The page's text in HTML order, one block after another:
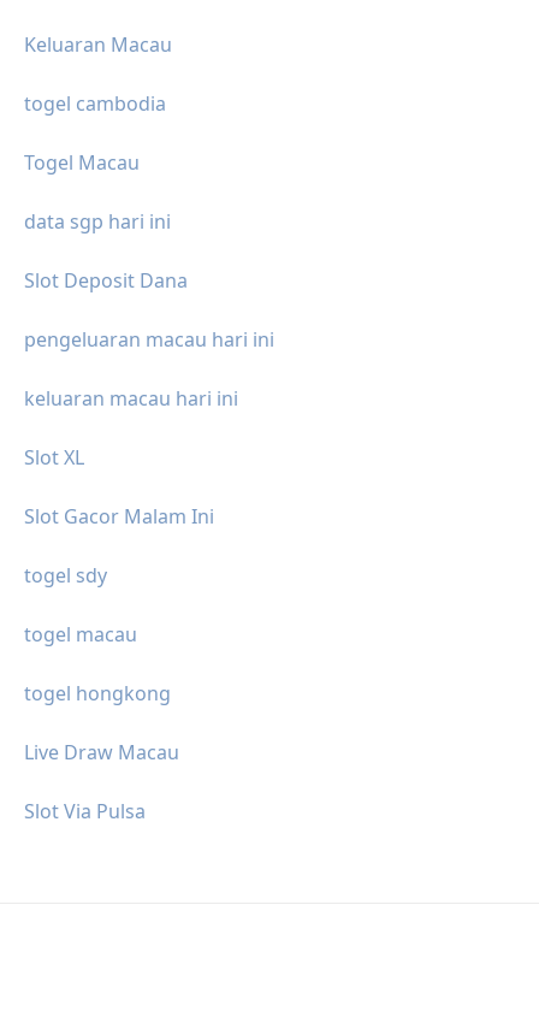
Keluaran Macau
togel cambodia
Togel Macau
data sgp hari ini
Slot Deposit Dana
pengeluaran macau hari ini
keluaran macau hari ini
Slot XL
Slot Gacor Malam Ini
togel sdy
togel macau
togel hongkong
Live Draw Macau
Slot Via Pulsa